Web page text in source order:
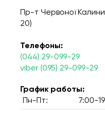
Пр-т Червоної
20)
Телефоны:
(044) 29-099-29
viber (095) 29-099-29
График работы:
Пн-Пт:
7:00-